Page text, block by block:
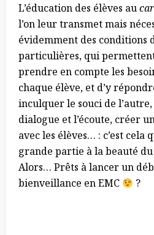
L’éducation des élèves au
l’on leur transmet mais
évidemment des conditions
particulières, qui
prendre en compte les
chaque élève, et d’y
inculquer le souci de
dialogue et l’écoute, créer
avec les élèves… : c’est cela
grande partie à la beauté
Alors… Prêts à lancer un
bienveillance en EMC
?